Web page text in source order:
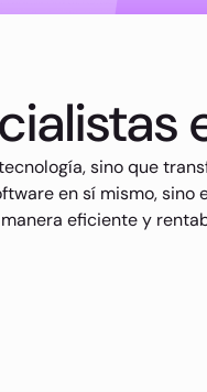
sino que
en sí mismo,
eficiente y